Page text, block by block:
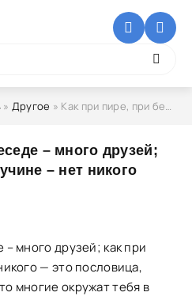
» Другое » Как при пире, при беседе – много друзей; как при горе, при кручине – нет никого
– много друзей;
– нет никого
много друзей; как при
— это пословица,
многие окружат тебя в